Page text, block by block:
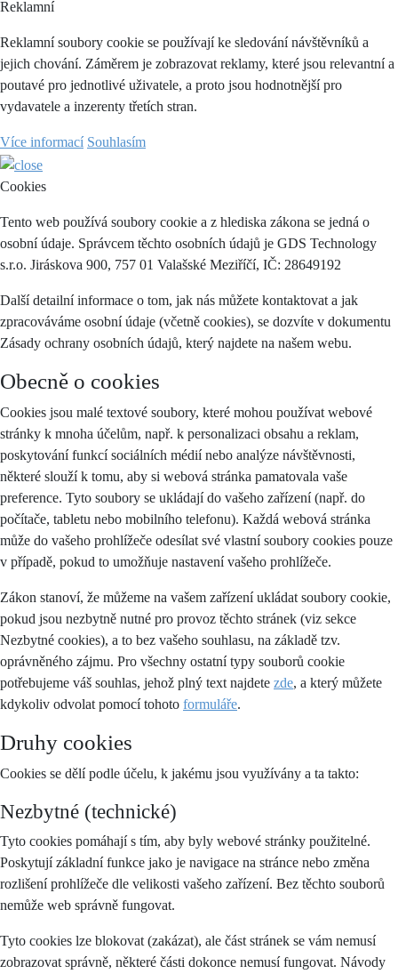
Reklamní
Reklamní soubory cookie se používají ke sledování návštěvníků a
jejich chování. Záměrem je zobrazovat reklamy, které jsou relevantní a
poutavé pro jednotlivé uživatele, a proto jsou hodnotnější pro
vydavatele a inzerenty třetích stran.
Více informací Souhlasím
Cookies
Tento web používá soubory cookie a z hlediska zákona se jedná o
osobní údaje. Správcem těchto osobních údajů je GDS Technology
s.r.o. Jiráskova 900, 757 01 Valašské Meziříčí, IČ: 28649192
Další detailní informace o tom, jak nás můžete kontaktovat a jak
zpracováváme osobní údaje (včetně cookies), se dozvíte v dokumentu
Zásady ochrany osobních údajů, který najdete na našem webu.
Obecně o cookies
Cookies jsou malé textové soubory, které mohou používat webové
stránky k mnoha účelům, např. k personalizaci obsahu a reklam,
poskytování funkcí sociálních médií nebo analýze návštěvnosti,
některé slouží k tomu, aby si webová stránka pamatovala vaše
preference. Tyto soubory se ukládají do vašeho zařízení (např. do
počítače, tabletu nebo mobilního telefonu). Každá webová stránka
může do vašeho prohlížeče odesílat své vlastní soubory cookies pouze
v případě, pokud to umožňuje nastavení vašeho prohlížeče.
Zákon stanoví, že můžeme na vašem zařízení ukládat soubory cookie,
pokud jsou nezbytně nutné pro provoz těchto stránek (viz sekce
Nezbytné cookies), a to bez vašeho souhlasu, na základě tzv.
oprávněného zájmu. Pro všechny ostatní typy souborů cookie
potřebujeme váš souhlas, jehož plný text najdete zde, a který můžete
kdykoliv odvolat pomocí tohoto formuláře.
Druhy cookies
Cookies se dělí podle účelu, k jakému jsou využívány a ta takto:
Nezbytné (technické)
Tyto cookies pomáhají s tím, aby byly webové stránky použitelné.
Poskytují základní funkce jako je navigace na stránce nebo změna
rozlišení prohlížeče dle velikosti vašeho zařízení. Bez těchto souborů
nemůže web správně fungovat.
Tyto cookies lze blokovat (zakázat), ale část stránek se vám nemusí
zobrazovat správně, některé části dokonce nemusí fungovat. Návody